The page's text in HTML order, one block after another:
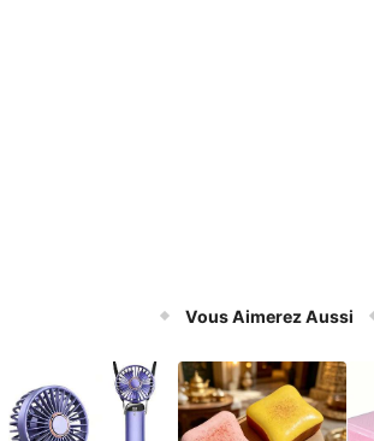
Vous Aimerez Aussi